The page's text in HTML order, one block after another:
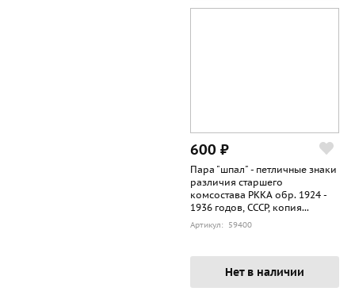
600 ₽
Пара "шпал" - петличные знаки
различия старшего
комсостава РККА обр. 1924 -
1936 годов, СССР, копия...
Артикул: 59400
Нет в наличии